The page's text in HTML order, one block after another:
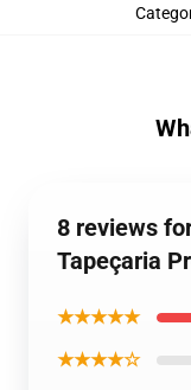
8 reviews
Tapeçaria
★★★★★
★★★★☆